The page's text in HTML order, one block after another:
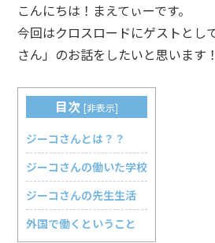
こんにちは！まえてぃーです。
今回はクロスロードにゲストとし
さん」のお話をしたいと思います！
目次 [非表示]
ジーコさんとは？？
ジーコさんの働いた学校
ジーコさんの先生生活
外国で働くということ